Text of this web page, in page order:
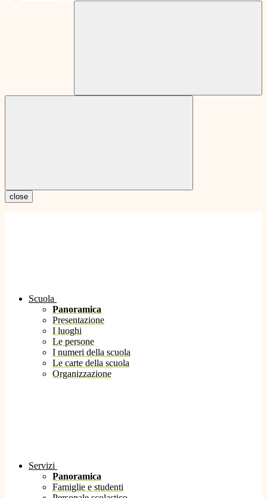
close
Scuola
Panoramica
Presentazione
I luoghi
Le persone
I numeri della scuola
Le carte della scuola
Organizzazione
Servizi
Panoramica
Famiglie e studenti